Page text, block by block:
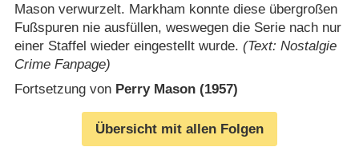
Mason verwurzelt. Markham konnte diese übergroßen
Fußspuren nie ausfüllen, weswegen die Serie nach nur
einer Staffel wieder eingestellt wurde. (Text: Nostalgie
Crime Fanpage)
Fortsetzung von Perry Mason (1957)
Übersicht mit allen Folgen